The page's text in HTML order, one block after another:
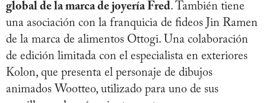
global de la marca de joyería Fred. También tiene
una asociación con la franquicia de fideos Jin Ramen
de la marca de alimentos Ottogi. Una colaboración
de edición limitada con el especialista en exteriores
Kolon, que presenta el personaje de dibujos
animados Wootteo, utilizado para uno de sus